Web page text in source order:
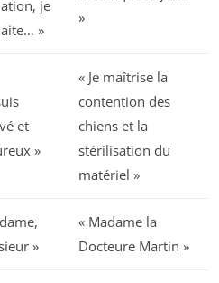
je
»
»
et
»
« Je maîtrise la
contention des
chiens et la
stérilisation du
matériel »
»
« Madame la
Docteure Martin »